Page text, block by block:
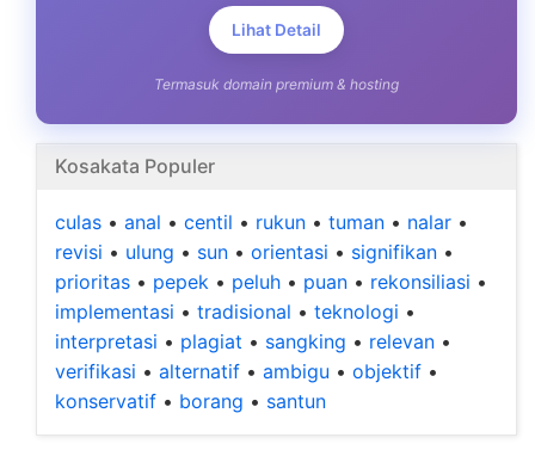
Lihat Detail
Termasuk domain premium & hosting
Kosakata Populer
culas • anal • centil • rukun • tuman • nalar •
revisi • ulung • sun • orientasi • signifikan •
prioritas • pepek • peluh • puan • rekonsiliasi •
implementasi • tradisional • teknologi •
interpretasi • plagiat • sangking • relevan •
verifikasi • alternatif • ambigu • objektif •
konservatif • borang • santun